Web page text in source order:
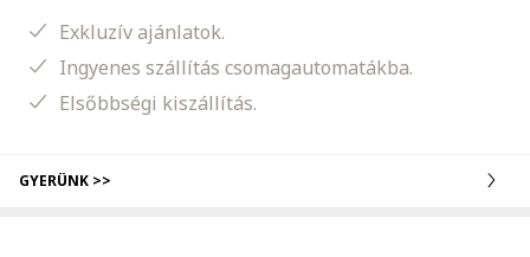
Exkluzív ajánlatok.
Ingyenes szállítás csomagautomatákba.
Elsőbbségi kiszállítás.
GYERÜNK >>